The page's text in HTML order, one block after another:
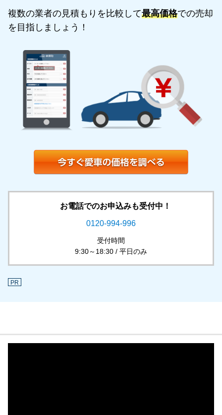
複数の業者の見積もりを比較して最高価格での売却
を目指しましょう！
お電話でのお申込みも受付中！
0120-994-996
受付時間
9:30～18:30 / 平日のみ
PR